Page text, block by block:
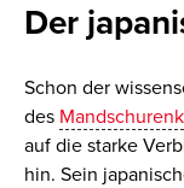
Der
Schon der
des
auf die starke
hin. Sein